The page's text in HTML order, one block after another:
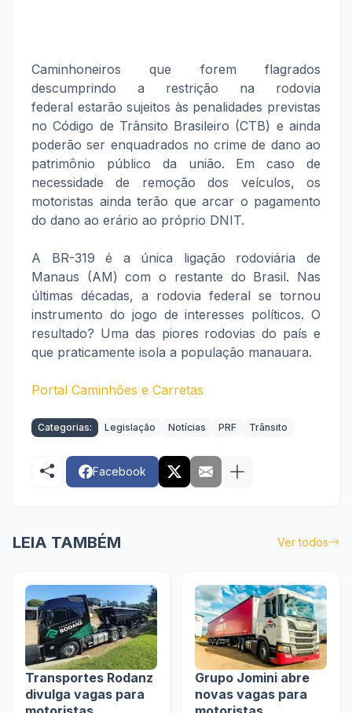
Caminhoneiros que forem flagrados
descumprindo a restrição na rodovia
federal estarão sujeitos às penalidades previstas
no Código de Trânsito Brasileiro (CTB) e ainda
poderão ser enquadrados no crime de dano ao
patrimônio público da união. Em caso de
necessidade de remoção dos veículos, os
motoristas ainda terão que arcar o pagamento
do dano ao erário ao próprio DNIT.
A BR-319 é a única ligação rodoviária de
Manaus (AM) com o restante do Brasil. Nas
últimas décadas, a rodovia federal se tornou
instrumento do jogo de interesses políticos. O
resultado? Uma das piores rodovias do país e
que praticamente isola a população manauara.
Portal Caminhões e Carretas
Categorias: Legislação Notícias PRF Trânsito
Facebook
LEIA TAMBÉM Ver todos
Transportes Rodanz
divulga vagas para
Grupo Jomini abre
novas vagas para